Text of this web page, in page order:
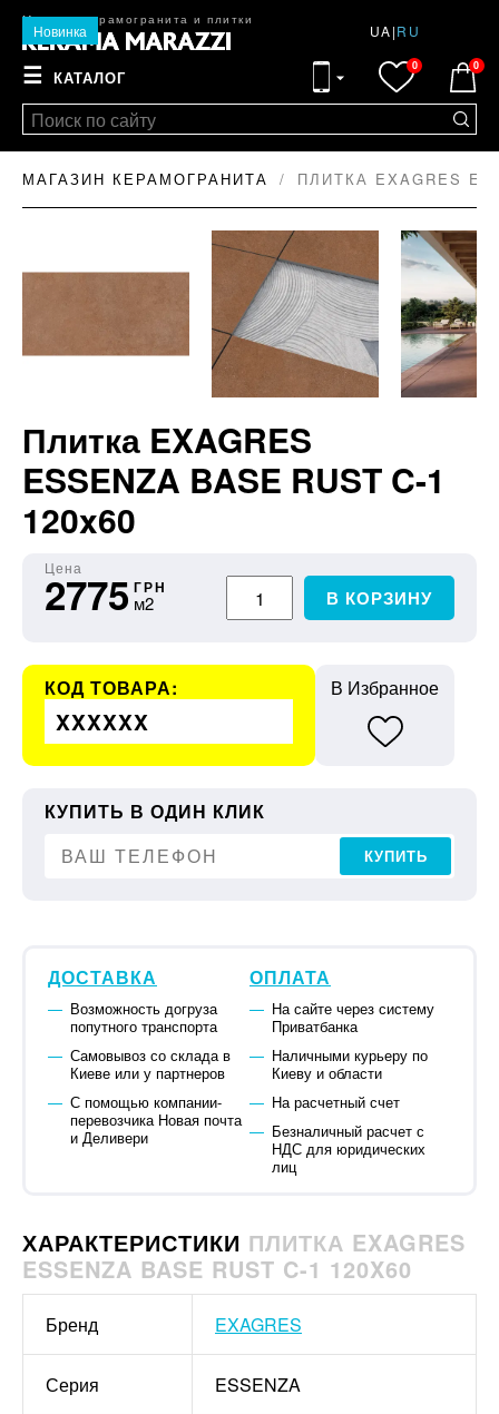
Магазин керамогранита и плитки
UA|RU
☰ КАТАЛОГ
0 0
МАГАЗИН КЕРАМОГРАНИТА ПЛИТКА EXAGRES
Новинка
Плитка EXAGRES
ESSENZA BASE RUST C-1
120x60
Цена
2775 ГРН
м2 В КОРЗИНУ
КОД ТОВАРА:
XXXXXX
В Избранное
КУПИТЬ В ОДИН КЛИК
КУПИТЬ
ДОСТАВКА
Возможность догруза
попутного транспорта
Самовывоз со склада в
Киеве или у партнеров
С помощью компании-
перевозчика Новая почта
и Деливери
ОПЛАТА
На сайте через систему
Приватбанка
Наличными курьеру по
Киеву и области
На расчетный счет
Безналичный расчет с
НДС для юридических
лиц
ХАРАКТЕРИСТИКИ ПЛИТКА EXAGRES
ESSENZA BASE RUST C-1 120X60
Бренд EXAGRES
Серия ESSENZA